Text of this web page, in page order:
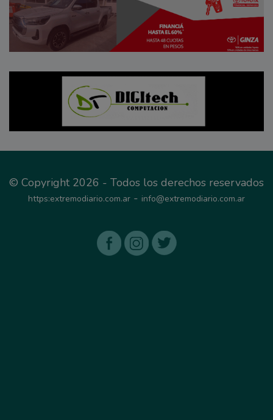
© Copyright 2026 - Todos los derechos reservados
https:extremodiario.com.ar - info@extremodiario.com.ar